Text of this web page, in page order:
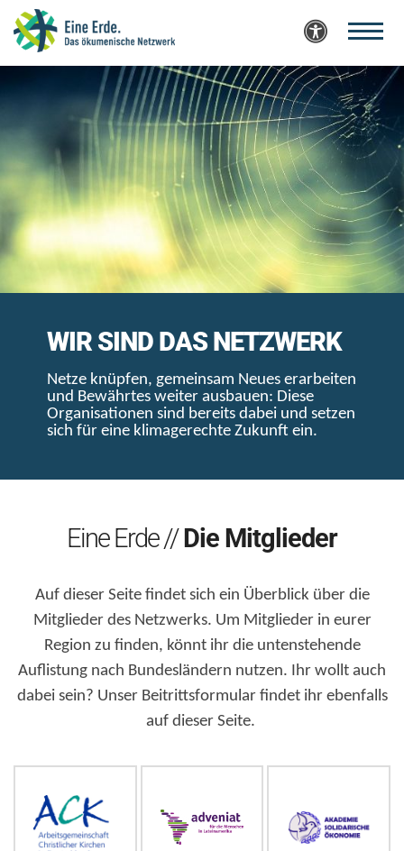
Zum Inhalt springen
WIR SIND DAS NETZWERK
Netze knüpfen, gemeinsam Neues erarbeiten
und Bewährtes weiter ausbauen: Diese
Organisationen sind bereits dabei und setzen
sich für eine klimagerechte Zukunft ein.
Eine Erde //Die Mitglieder
Auf dieser Seite findet sich ein Überblick über die
Mitglieder des Netzwerks. Um Mitglieder in eurer
Region zu finden, könnt ihr die untenstehende
Auflistung nach Bundesländern nutzen. Ihr wollt auch
dabei sein? Unser Beitrittsformular findet ihr ebenfalls
auf dieser Seite.